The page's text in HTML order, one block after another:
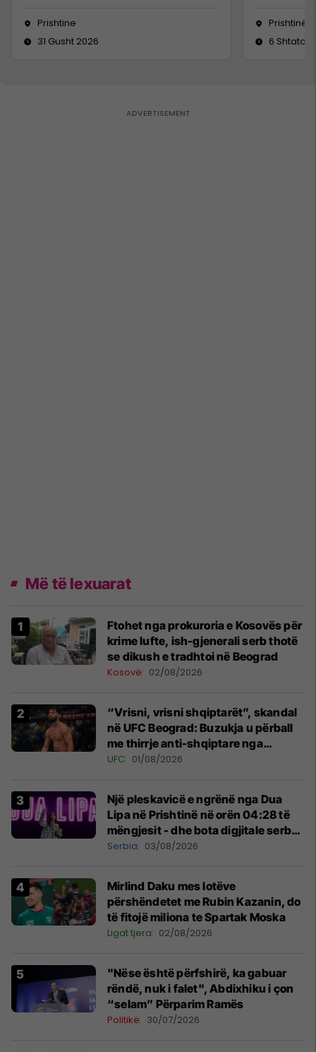
Prishtine
31 Gusht 2026
Prishtinë
6 Shtator
Më të lexuarat
Ftohet nga prokuroria e Kosovës për
krime lufte, ish-gjenerali serb thotë
se dikush e tradhtoi në Beograd
Kosovë 02/08/2026
“Vrisni, vrisni shqiptarët”, skandal
në UFC Beograd: Buzukja u përball
me thirrje anti-shqiptare nga
tribunat
UFC 01/08/2026
Një pleskavicë e ngrënë nga Dua
Lipa në Prishtinë në orën 04:28 të
mëngjesit - dhe bota digjitale serbe
shpall gjendjen e luftës
Serbia 03/08/2026
Mirlind Daku mes lotëve
përshëndetet me Rubin Kazanin, do
të fitojë miliona te Spartak Moska
Ligat tjera 02/08/2026
"Nëse është përfshirë, ka gabuar
rëndë, nuk i falet", Abdixhiku i çon
“selam” Përparim Ramës
Politikë 30/07/2026